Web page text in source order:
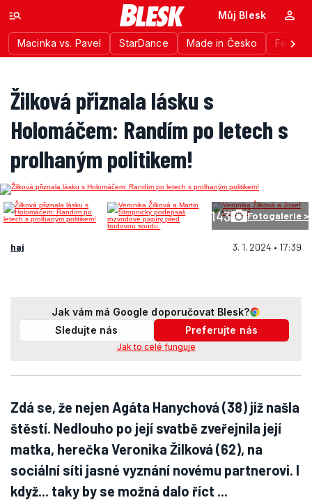
Macinka vs. Pavel StarDance Made in Česko
Můj Blesk
Žilková přiznala lásku s
Holomáčem: Randím po letech s
prolhaným politikem!
143 Fotogalerie >
haj 3. 1. 2024 • 17:39
Jak vám má Google doporučovat Blesk?
Sledujte nás
Preferujte nás
Jak to celé funguje
Zdá se, že nejen Agáta Hanychová (38) již našla
štěstí. Nedlouho po její svatbě zveřejnila její
matka, herečka Veronika Žilková (62), na
sociální síti jasné vyznání novému partnerovi. I
když... taky by se možná dalo říct ...